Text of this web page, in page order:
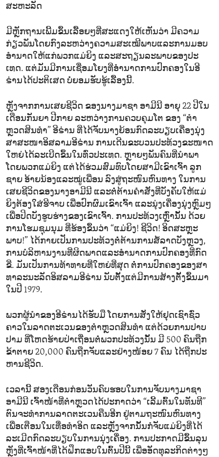
ສະຫະລັດ
ມີ​ຫຼັກ​ຖານ​ເພີ້ມ​ຂຶ້ນ​ເລື້ອຍໆ​ທີ່​ສະ​ແດງ​ໃຫ້​ເຫັນ​ວ່າ ມີ​ຄວາມ​
ກ່ຽວ​ພັນ​ໂດຍ​ກົງ​ລະ​ຫວ່າງ​ຄວາມ​ສະ​ເໝີ​ພາບແລະ​ການມອບ​
ອຳ​ນາດ​ໃຫ້​ແກ່​ພວກ​ແມ່​ຍິງ ແລະ​ສະ​ຖຽນ​ລະ​ພາບ​ຂອງ​ປະ​
ເທດ. ແຕ່​ມັນ​ມີ​ການ​ເຊື່ອມ​ໂຍງ​ທີ່​ອຳ​ນາດ​ການ​ປົກ​ຄອງ​ໃນ​ອີ​
ຣ່ານ​ໄດ້​ປະ​ຕິ​ເສດ ບໍ່​ຍອມ​ຮັບ​ຮູ້​ເລື້ອງນີ້.
ຫຼັງ​ຈາກ​ການ​ເສຍ​ຊີ​ວິດ​ ​ຂອງ​ນາງ​ມາ​ຊາ ອາ​ມີ​ນີ ອ​າ​ຍຸ 22 ປີໃນ
ເດືອນ​ກັນ​ຍາ ປີ​ກາຍ ລະ​ຫວ່າງ​ການ​ຄວບ​ຄຸມ​ໂຕ​ ຂອງ​ “ຕຳ​
ຫຼວດສິນ​ທຳ” ອີ​ຣ່ານ ທີ່​ໄດ້​ຈັບ​ນາງ​ຍ້ອນກົດ​ລະ​ບຽບ​ເຄື່ອງ​ນຸ່ງ​
ສາ​ສະ​ໜາ​ອິ​ສ​ລາມ​ອີ​ຣ່ານ ການ​ເດີນ​ຂະ​ບວນ​ປະ​ທ້ວງຂະ​ໜາດ​
ໃຫຍ່​ໄດ້​ລະ​ເບີດ​ຂຶ້ນ​ໃນ​ທົ່ວ​ປະ​ເທດ. ຫຼາຍໆ​ພັນ​ຄົນ​ທີ່​ນຳ​ພາ​
ໂດຍ​ພວກ​ແມ່​ຍິງ ແຕ່​ໄດ້​ຮ່ວມ​ສົມ​ທົບ​ໂດຍ​ສາ​ມີ​ເຂົາ​ເຈົ້າ ລູກ​
ຊາຍ ອ້າ​ຍ​ນ້ອງ​ແລະ​ໝູ່​ເພື່ອນ ລົງ​ສູ່​ຖະ​ໜົນ​ຫົນ​ທາງ ​ໃນ​ການ​
ເສຍ​ຊີ​ວິດ​ຂອງ​ນາ​ງອາ​ມີ​ນີ​ ແລະ​ຕໍ່​ຕ້ານ​ຄຳ​ສັ່ງ​ທີ່​ບັງ​ຄັບ​ໃຫ້​ແມ່​
ຍິງ​ຕ້ອງ​ໃສ່​ຮີ​ຈາບ ເພື່ອ​ປົກ​ຜົມ​ເຂົາ​ເຈົ້າ ແລະ​ນຸ່ງ​ເຄື່ອງ​ນຸ່ງ​ຫຼົມໆ
ເພື່ອ​ປິດ​ບັງ​ຮູບ​ຮ່າງ​ຂອງ​ເຂົາ​ເຈົ້າ. ການ​ປະ​ທ້ວງ​ເຫຼົ່າ​ນັ້ນ ດ້ວຍ​
ການ​ໂຮມ​ຊຸມ​ນຸມ ທີ່​ຮ້ອງ​ຂຶ້ນ​ວ່າ “ແມ່​ຍິງ! ຊີ​ວິດ​! ອິດ​ສະ​ຫຼະ​
ພາບ!” ໄດ້​ກາຍ​ເປັນ​ການ​ປະ​ທ້ວງ​ຕໍ່​ຕ້ານ​ການ​ສໍ້​ລາດ​ບັງ​ຫຼວງ,
ການ​ບໍ​ລິ​ຫານ​ງານ​ທີ່​ຜິດ​ພາດແລະ​ອຳ​ນາດ​ການ​ປົກ​ຄອງ​ທີ່​ກົດ​
ຂີ່. ມັນ​ເປັນ​ການ​ທ້າ​ທາຍ​ທີ່​ໃຫຍ່​ທີ່​ສຸດ ຕໍ່​ການ​ປົກ​ຄອງ​ຂອງ​ສາ​
ທາ​ລະ​ນະ​ລັດ​ອິ​ສ​ລາມ​ອີ​ຣ່ານ ນັບ​ຕັ້ງ​ແຕ່​ມີ​ການ​ສ້າງ​ຕັ້ງ​ຂຶ້ນ​ມາ​
ໃນ​ປີ 1979.
ພວກ​ຜູ້​ນຳ​ຂອງ​ອີ​ຣ່ານ​ໄດ້​ຮັບ​ມື ໂດຍ​ການ​ສັ່ງ​ໃຫ້​ຢຸດ​ເຊົາ​ຊົ່ວ​
ຄາວ​ໃນ​ລາດ​ຕະ​ເວນ​ຂອງ​ຕຳ​ຫຼວດ​ສິນ​ທຳ ແຕ່​ດ້ວຍ​ການ​ປາບ​
ປາມ ​ທີ່​ໂຫດ​ຮ້າຍ​ປ່າ​ເຖື່ອນ​ຕໍ່​ພວກ​ປະ​ທ້ວງນັ້ນ ມີ 500 ຄົນ​ຖືກ​
ຂ້າ​ຕາຍ 20,000 ຄົນ​ຖືກ​ຈັບແລະ​ຢ່າງ​ໜ້ອຍ 7 ຄົນ​ ໄດ້​ຖືກ​ປະ​
ຫານ​ຊີ​ວິດ.
ເວ​ລານີ້ ສອງ​ເດືອນ​ກ່ອນ​ວັນ​ຄົບ​ຮອບ​ໃນ​ການ​ຈັບ​ນາງ​ມາ​ຊາ
ອາ​ມີ​ນີ ເຈົ້າ​ໜ້າ​ທີ່​ຕຳ​ຫຼວດ​ໄດ້​ປະ​ກາດ​ວ່າ “ເລີ້ມ​ຕົ້ນ​ໃນ​ທັນ​ທີ”
ຕົນ​ຈະ​ທຳ​ການ​ລາດ​ຕະ​ເວນ​ຄືນ​ອີກ ຢູ່​ຕາມ​ຖະ​ໜົນ​ຫົນ​ທາງ
ເພື່ອ​ເຕືອນ​ໃນ​ເທື່ອ​ທຳ​ອິດ ແລະ​ຫຼັງຈາກນັ້ນ​ກໍ​ຈັບ​ແມ່​ຍິງ​ທີ່​ໄດ້​
ລະ​ເມີດ​ກົດ​ລະ​ບຽບ​ໃນ​ການ​ນຸ່ງ​ເຄື່ອງ. ການ​ປະ​ກາດ​ມີ​ຂຶ້ນ​ລຸນ​
ຫຼັງ​ທີ່​ເຈົ້າ​ໜ້າ​ທີ່​ໄດ້​ຝຶກ​ແອບ​ໃນ​ຕົ້ນ​ປີນີ້ ເພື່ອ​ອັດ​ທຸ​ລະ​ກິດ​ຕ່າງໆ ​